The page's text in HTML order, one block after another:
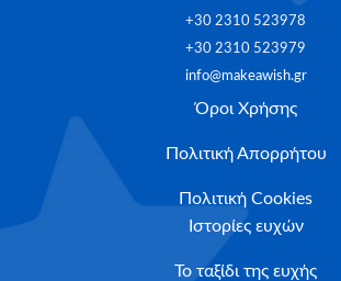
+30 2310 523978
+30 2310 523979
info@makeawish.gr
Όροι Χρήσης
Πολιτική Απορρήτου
Πολιτική Cookies
Ιστορίες ευχών
Το ταξίδι της ευχής